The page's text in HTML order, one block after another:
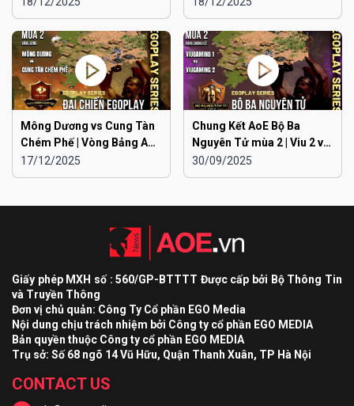
Đông
Dương
Mông Dương vs Cung Tàn
Chém Phế | Vòng Bảng AoE
Toàn Quốc Đại Chiến
EGOPLAY mùa 2
17/12/2025
Chung Kết AoE Bộ Ba
Nguyên Tử mùa 2 | Viu 2 vs
Viu 1
30/09/2025
Giấy phép MXH số : 560/GP-BTTTT Được cấp bởi Bộ Thông Tin
và Truyền Thông
Đơn vị chủ quản: Công Ty Cổ phần EGO Media
Nội dung chịu trách nhiệm bởi Công ty cổ phần EGO MEDIA
Bản quyền thuộc Công ty cổ phần EGO MEDIA
Trụ sở: Số 68 ngõ 14 Vũ Hữu, Quận Thanh Xuân, TP Hà Nội
CONTACT US